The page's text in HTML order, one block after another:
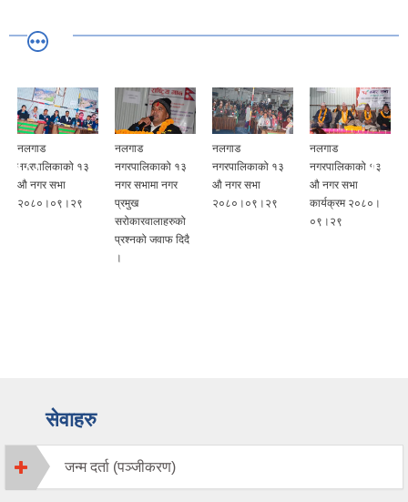
नलगाड
नगरपालिकाको १३
औ नगर सभा
२०८०।०९।२९
नलगाड
नगरपालिकाको १३
नगर सभामा नगर
प्रमुख
सरोकारवालाहरुको
प्रश्नको जवाफ दिदै
नलगाड
नगरपालिकाको १३
औ नगर सभा
२०८०।०९।२९
नलगाड
नगरपालिकाको १३
औ नगर सभा
कार्यक्रम २०८०।
०९।२९
सेवाहरु
जन्म दर्ता (पञ्जीकरण)